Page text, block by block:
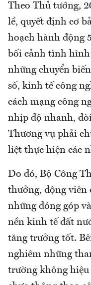
Theo Thủ tướng,
lề, quyết định cơ
hoạch hành động
bối cảnh tình
những chuyển
số, kinh tế công
cách mạng công
nhịp độ nhanh,
Thương vụ phải
liệt thực hiện các
Do đó, Bộ Công
thưởng, động viên
những đóng góp
nền kinh tế đất
tăng trưởng tốt.
nghiêm những
trường không